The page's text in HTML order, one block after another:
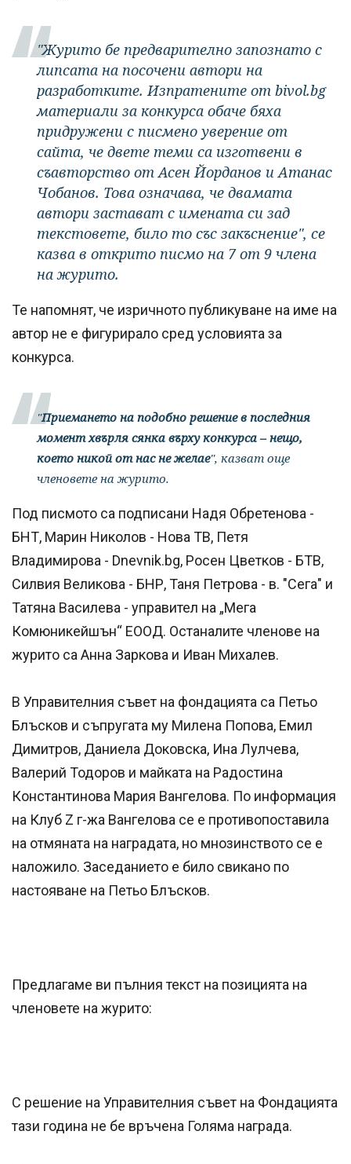
"Журито бе предварително запознато с
липсата на посочени автори на
разработките. Изпратените от bivol.bg
материали за конкурса обаче бяха
придружени с писмено уверение от
сайта, че двете теми са изготвени в
съавторство от Асен Йорданов и Атанас
Чобанов. Това означава, че двамата
автори застават с имената си зад
текстовете, било то със закъснение", се
казва в открито писмо на 7 от 9 члена
на журито.
Те напомнят, че изричното публикуване на име на
автор не е фигурирало сред условията за
конкурса.
"Приемането на подобно решение в последния
момент хвърля сянка върху конкурса – нещо,
което никой от нас не желае", казват още
членовете на журито.
Под писмото са подписани Надя Обретенова -
БНТ, Марин Николов - Нова ТВ, Петя
Владимирова - Dnevnik.bg, Росен Цветков - БТВ,
Силвия Великова - БНР, Таня Петрова - в. "Сега" и
Татяна Василева - управител на „Мега
Комюникейшън“ ЕООД. Останалите членове на
журито са Анна Заркова и Иван Михалев.
В Управителния съвет на фондацията са Петьо
Блъсков и съпругата му Милена Попова, Емил
Димитров, Даниела Доковска, Ина Лулчева,
Валерий Тодоров и майката на Радостина
Константинова Мария Вангелова. По информация
на Клуб Z г-жа Вангелова се е противопоставила
на отмяната на наградата, но мнозинството се е
наложило. Заседанието е било свикано по
настояване на Петьо Блъсков.
Предлагаме ви пълния текст на позицията на
членовете на журито:
С решение на Управителния съвет на Фондацията
тази година не бе връчена Голяма награда.